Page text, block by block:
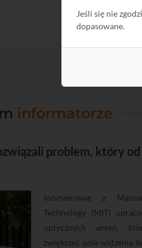
Jeśli się nie
dopasowane.
informatorze
problem, który od
Inżynierowie z
Technology (MIT)
optycznych anten,
zwiększyć pole widzenia